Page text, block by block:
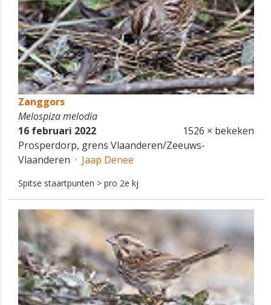
Zanggors
Melospiza melodia
16 februari 2022
1526 × bekeken
Prosperdorp, grens Vlaanderen/Zeeuws-
Vlaanderen · Jaap Denee
Spitse staartpunten > pro 2e kj